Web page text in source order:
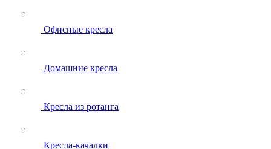
Офисные кресла
Домашние кресла
Кресла из ротанга
Кресла-качалки